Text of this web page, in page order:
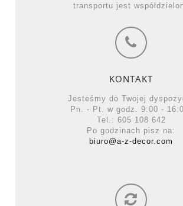
transportu jest
KONTAKT
Jesteśmy do Twojej
Pn. - Pt. w godz. 9:00 -
Tel.: 605 108 642
Po godzinach pisz na:
biuro@a-z-decor.com